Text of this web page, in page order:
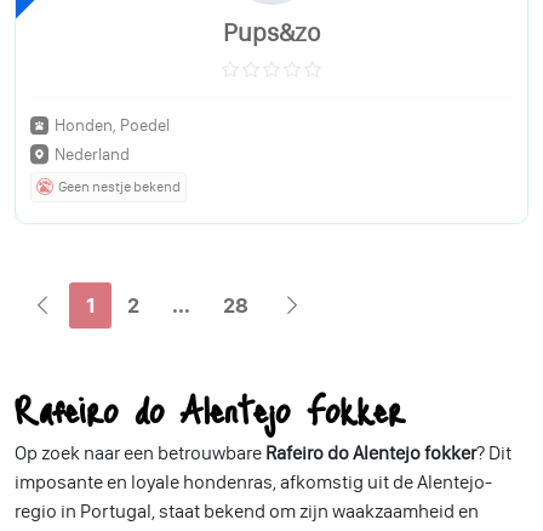
Pups&zo
Honden, Poedel
Nederland
Geen nestje bekend
1 2 ... 28
Rafeiro do Alentejo Fokker
Op zoek naar een betrouwbare Rafeiro do Alentejo fokker? Dit
imposante en loyale hondenras, afkomstig uit de Alentejo-
regio in Portugal, staat bekend om zijn waakzaamheid en